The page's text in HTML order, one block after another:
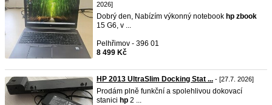
2026]
Dobrý den, Nabízím výkonný notebook hp zbook
15 G6, v ...
Pelhřimov - 396 01
8 499 Kč
HP 2013 UltraSlim Docking Stat ... - [27.7. 2026]
Prodám plně funkční a spolehlivou dokovací
stanici hp 2 ...